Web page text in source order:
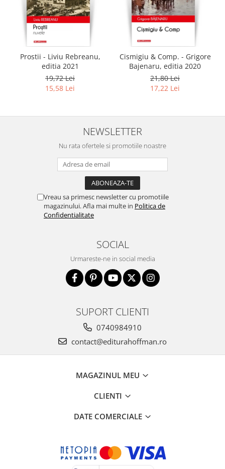
Prostii - Liviu Rebreanu,
editia 2021
19,72 Lei
15,58 Lei
Cismigiu & Comp. - Grigore
Bajenaru, editia 2020
21,80 Lei
17,22 Lei
NEWSLETTER
Nu rata ofertele si promotiile noastre
Vreau sa primesc newsletter cu promotiile
magazinului. Afla mai multe in Politica de
Confidentialitate
SOCIAL
Urmareste-ne in social media
SUPORT CLIENTI
0740984910
contact@editurahoffman.ro
MAGAZINUL MEU
CLIENTI
DATE COMERCIALE